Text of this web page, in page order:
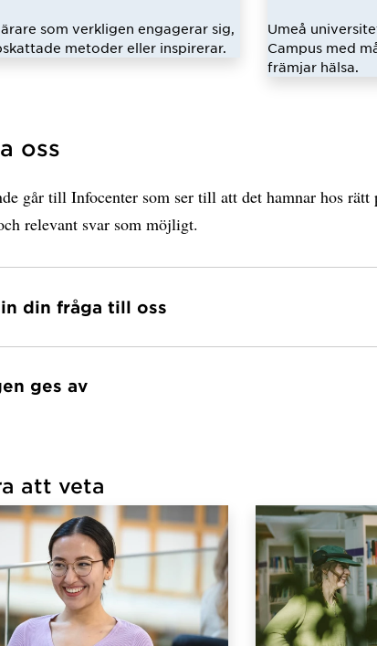
som verkligen engagerar sig,
metoder eller inspirerar.
Umeå
Campus med
främjar hälsa.
oss
går till Infocenter som ser till att det hamnar hos rätt
relevant svar som möjligt.
in din fråga till oss
ges av
att veta